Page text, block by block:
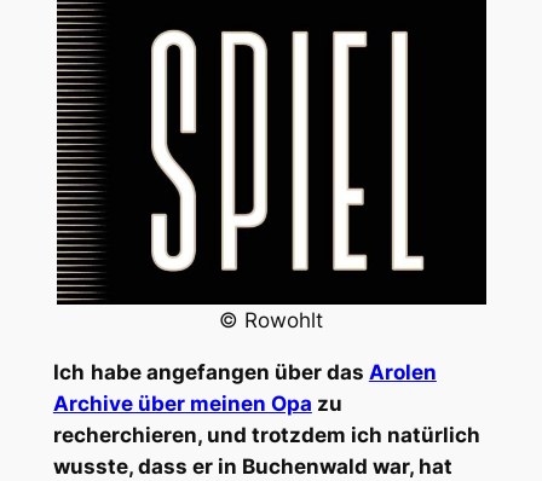
© Rowohlt
Ich habe angefangen über das Arolen
Archive über meinen Opa zu
recherchieren, und trotzdem ich natürlich
wusste, dass er in Buchenwald war, hat